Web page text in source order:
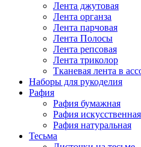
Лента джутовая
Лента органза
Лента парчовая
Лента Полосы
Лента репсовая
Лента триколор
Тканевая лента в
Наборы для рукоделия
Рафия
Рафия бумажная
Рафия искусственная
Рафия натуральная
Тесьма